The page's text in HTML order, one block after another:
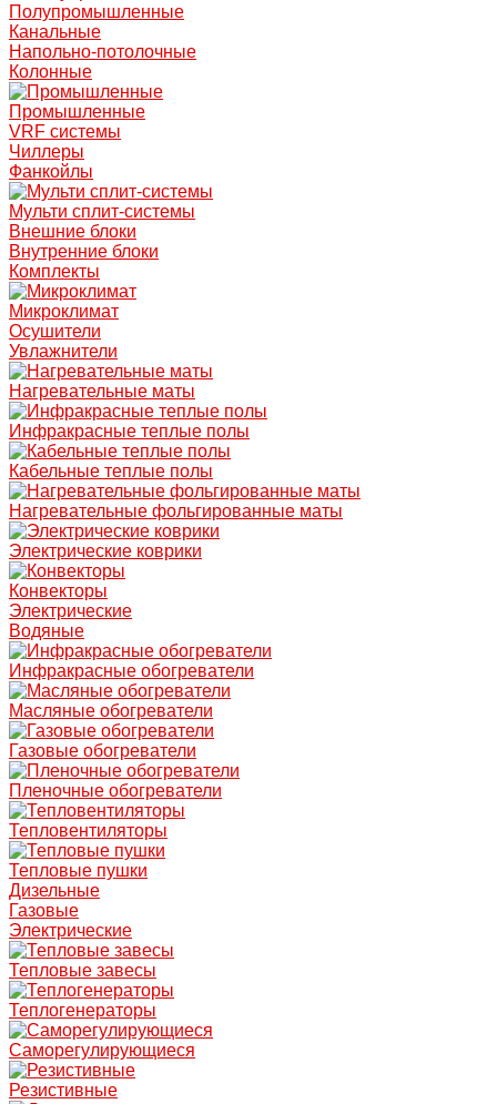
Полупромышленные
Канальные
Напольно-потолочные
Колонные
Промышленные
VRF системы
Чиллеры
Фанкойлы
Мульти сплит-системы
Внешние блоки
Внутренние блоки
Комплекты
Микроклимат
Осушители
Увлажнители
Нагревательные маты
Инфракрасные теплые полы
Кабельные теплые полы
Нагревательные фольгированные маты
Электрические коврики
Конвекторы
Электрические
Водяные
Инфракрасные обогреватели
Масляные обогреватели
Газовые обогреватели
Пленочные обогреватели
Тепловентиляторы
Тепловые пушки
Дизельные
Газовые
Электрические
Тепловые завесы
Теплогенераторы
Саморегулирующиеся
Резистивные